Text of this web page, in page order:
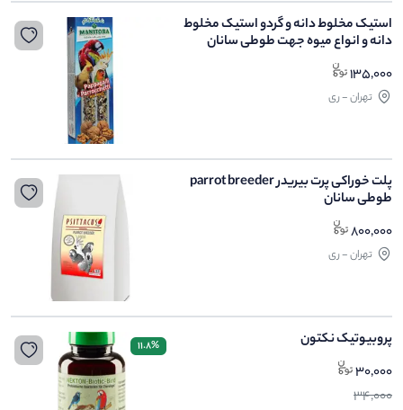
استیک مخلوط دانه و گردو استیک مخلوط
دانه و انواع میوه جهت طوطی سانان
135,000
تهران - ری
پلت خوراکی پرت بیریدر parrot breeder
طوطی سانان
800,000
تهران - ری
پروبیوتیک نکتون
30,000
34,000
11.8%